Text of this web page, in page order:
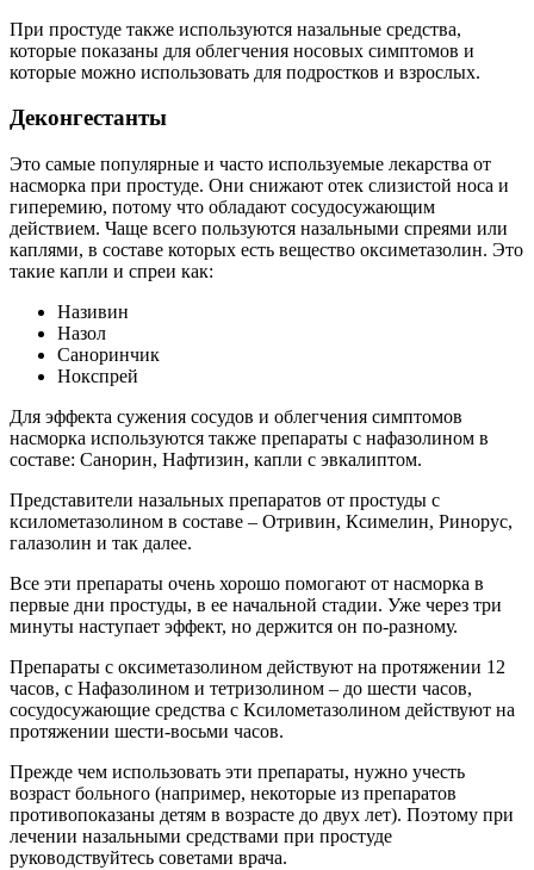
При простуде также используются назальные средства,
которые показаны для облегчения носовых симптомов и
которые можно использовать для подростков и взрослых.
Деконгестанты
Это самые популярные и часто используемые лекарства от
насморка при простуде. Они снижают отек слизистой носа и
гиперемию, потому что обладают сосудосужающим
действием. Чаще всего пользуются назальными спреями или
каплями, в составе которых есть вещество оксиметазолин. Это
такие капли и спреи как:
Називин
Назол
Саноринчик
Нокспрей
Для эффекта сужения сосудов и облегчения симптомов
насморка используются также препараты с нафазолином в
составе: Санорин, Нафтизин, капли с эвкалиптом.
Представители назальных препаратов от простуды с
ксилометазолином в составе – Отривин, Ксимелин, Ринорус,
галазолин и так далее.
Все эти препараты очень хорошо помогают от насморка в
первые дни простуды, в ее начальной стадии. Уже через три
минуты наступает эффект, но держится он по-разному.
Препараты с оксиметазолином действуют на протяжении 12
часов, с Нафазолином и тетризолином – до шести часов,
сосудосужающие средства с Ксилометазолином действуют на
протяжении шести-восьми часов.
Прежде чем использовать эти препараты, нужно учесть
возраст больного (например, некоторые из препаратов
противопоказаны детям в возрасте до двух лет). Поэтому при
лечении назальными средствами при простуде
руководствуйтесь советами врача.